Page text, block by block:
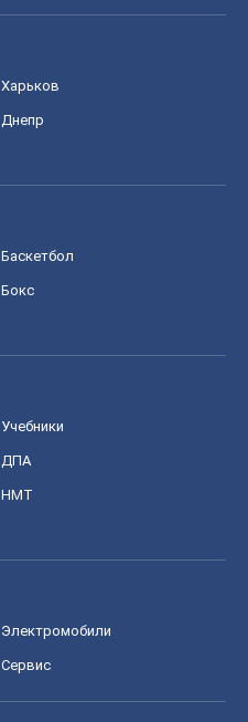
Харьков
Днепр
Баскетбол
Бокс
Учебники
ДПА
НМТ
Электромобили
Сервис